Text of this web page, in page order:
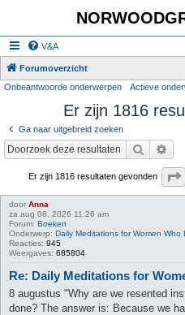
V&A
Forumoverzicht
Onbeantwoorde onderwerpen Actieve
Er zijn 1816
Ga naar uitgebreid zoeken
Zoek
Er zijn 1816 resultaten gevonden
door Anna
za aug 08, 2026 11:26 am
Forum: Boeken
Onderwerp: Daily Meditations for Women Who
Reacties: 945
Weergaves: 685804
Re: Daily Meditations for
8 augustus "Why are we resented
done? The answer is: Because we